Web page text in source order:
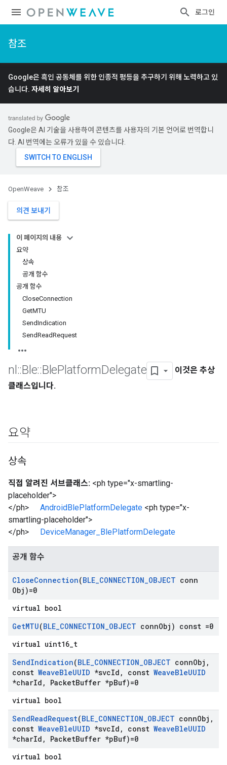
로그인
참조
Google은 흑인 공동체를 위한 인종적 평등을 추구하기 위해 노력하고 있
습니다. 자세히 알아보기
Google은 AI 기술을 사용하여 콘텐츠를 사용자의 기본 언어로 번역합니
다. AI 번역에는 오류가 있을 수 있습니다.
OpenWeave 참조
의견 보내기
이 페이지의 내용
요약
상속
공개 함수
공개 함수
CloseConnection
GetMTU
SendIndication
SendReadRequest
nl ::Ble::BlePlatformDelegate
이것은 추상
클래스입니다.
요약
상속
직접 알려진 서브클래스: <ph type="x-smartling-
placeholder">
</ph>
AndroidBlePlatformDelegate <ph type="x-
smartling-placeholder">
</ph>
DeviceManager_BlePlatformDelegate
공개 함수
CloseConnection(BLE_CONNECTION_OBJECT conn
Obj)=0
virtual bool
GetMTU(BLE_CONNECTION_OBJECT connObj) const =0
virtual uint16_t
SendIndication(BLE_CONNECTION_OBJECT connObj ,
const WeaveBleUUID *svcId , const WeaveBleUUID
*charId , PacketBuffer *pBuf)=0
virtual bool
SendReadRequest(BLE_CONNECTION_OBJECT connObj ,
const WeaveBleUUID *svcId , const WeaveBleUUID
*charId , PacketBuffer *pBuf)=0
virtual bool